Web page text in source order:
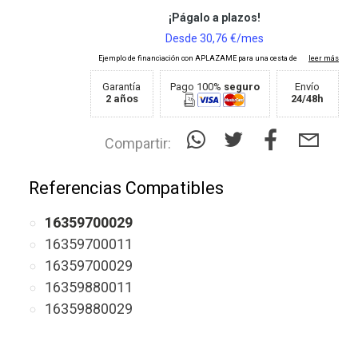
Garantía
2 años
Pago 100% seguro
Envío
24/48h
Compartir:
Referencias Compatibles
16359700029
16359700011
16359700029
16359880011
16359880029